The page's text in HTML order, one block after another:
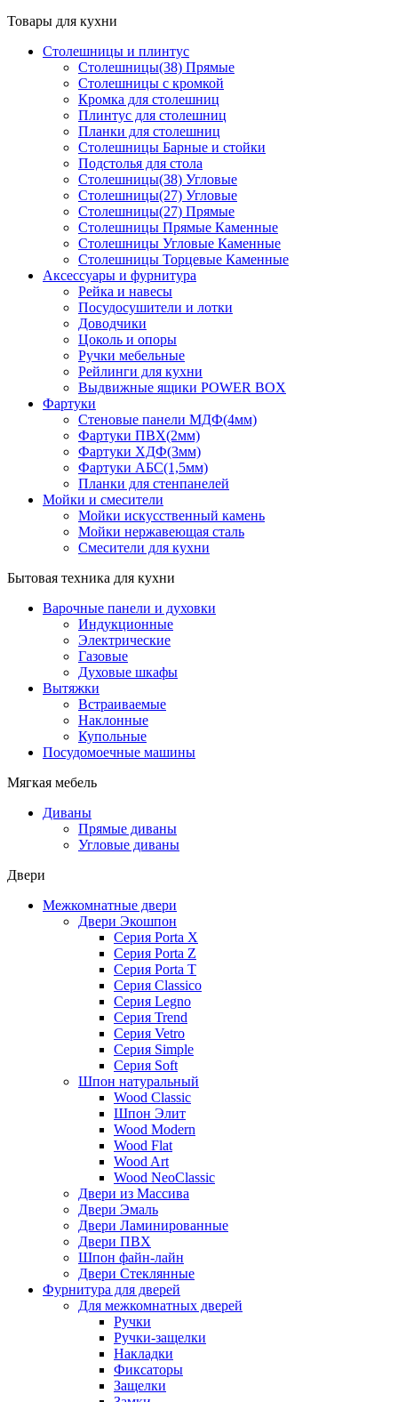
Товары для кухни
Столешницы и плинтус
Столешницы(38) Прямые
Столешницы с кромкой
Кромка для столешниц
Плинтус для столешниц
Планки для столешниц
Столешницы Барные и стойки
Подстолья для стола
Столешницы(38) Угловые
Столешницы(27) Угловые
Столешницы(27) Прямые
Столешницы Прямые Каменные
Столешницы Угловые Каменные
Столешницы Торцевые Каменные
Аксессуары и фурнитура
Рейка и навесы
Посудосушители и лотки
Доводчики
Цоколь и опоры
Ручки мебельные
Рейлинги для кухни
Выдвижные ящики POWER BOX
Фартуки
Стеновые панели МДФ(4мм)
Фартуки ПВХ(2мм)
Фартуки ХДФ(3мм)
Фартуки АБС(1,5мм)
Планки для стенпанелей
Мойки и смесители
Мойки искусственный камень
Мойки нержавеющая сталь
Смесители для кухни
Бытовая техника для кухни
Варочные панели и духовки
Индукционные
Электрические
Газовые
Духовые шкафы
Вытяжки
Встраиваемые
Наклонные
Купольные
Посудомоечные машины
Мягкая мебель
Диваны
Прямые диваны
Угловые диваны
Двери
Межкомнатные двери
Двери Экошпон
Серия Porta X
Серия Porta Z
Серия Porta T
Серия Classico
Серия Legno
Серия Trend
Серия Vetro
Серия Simple
Серия Soft
Шпон натуральный
Wood Classic
Шпон Элит
Wood Modern
Wood Flat
Wood Art
Wood NeoClassic
Двери из Массива
Двери Эмаль
Двери Ламинированные
Двери ПВХ
Шпон файн-лайн
Двери Стеклянные
Фурнитура для дверей
Для межкомнатных дверей
Ручки
Ручки-защелки
Накладки
Фиксаторы
Защелки